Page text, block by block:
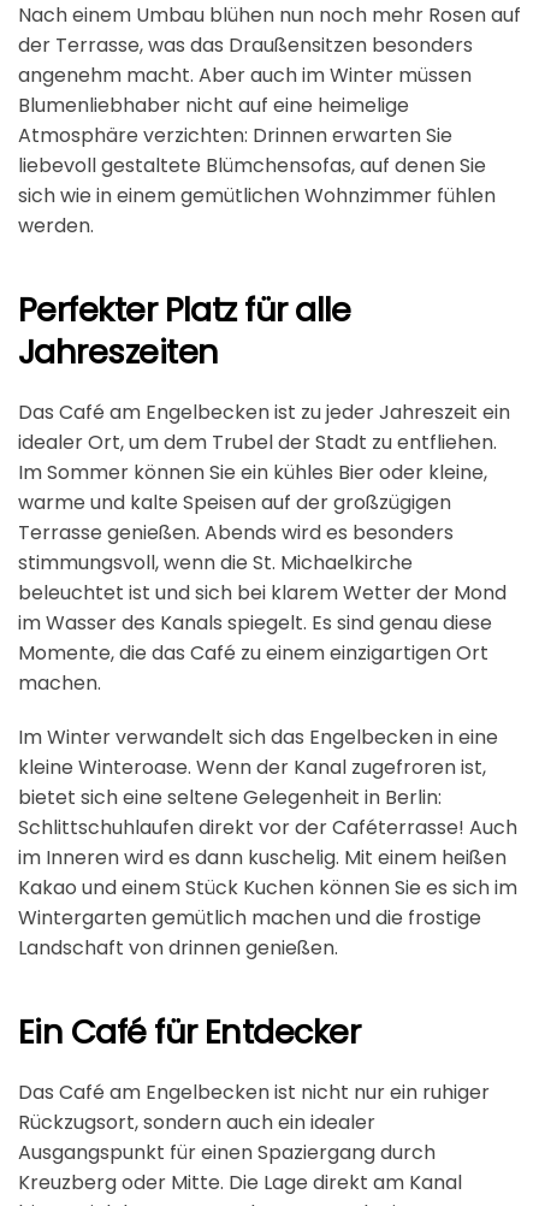
Nach einem Umbau blühen nun noch mehr Rosen auf
der Terrasse, was das Draußensitzen besonders
angenehm macht. Aber auch im Winter müssen
Blumenliebhaber nicht auf eine heimelige
Atmosphäre verzichten: Drinnen erwarten Sie
liebevoll gestaltete Blümchensofas, auf denen Sie
sich wie in einem gemütlichen Wohnzimmer fühlen
werden.
Perfekter Platz für alle
Jahreszeiten
Das Café am Engelbecken ist zu jeder Jahreszeit ein
idealer Ort, um dem Trubel der Stadt zu entfliehen.
Im Sommer können Sie ein kühles Bier oder kleine,
warme und kalte Speisen auf der großzügigen
Terrasse genießen. Abends wird es besonders
stimmungsvoll, wenn die St. Michaelkirche
beleuchtet ist und sich bei klarem Wetter der Mond
im Wasser des Kanals spiegelt. Es sind genau diese
Momente, die das Café zu einem einzigartigen Ort
machen.
Im Winter verwandelt sich das Engelbecken in eine
kleine Winteroase. Wenn der Kanal zugefroren ist,
bietet sich eine seltene Gelegenheit in Berlin:
Schlittschuhlaufen direkt vor der Caféterrasse! Auch
im Inneren wird es dann kuschelig. Mit einem heißen
Kakao und einem Stück Kuchen können Sie es sich im
Wintergarten gemütlich machen und die frostige
Landschaft von drinnen genießen.
Ein Café für Entdecker
Das Café am Engelbecken ist nicht nur ein ruhiger
Rückzugsort, sondern auch ein idealer
Ausgangspunkt für einen Spaziergang durch
Kreuzberg oder Mitte. Die Lage direkt am Kanal